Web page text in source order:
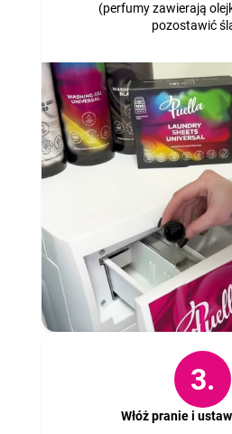
(perfumy zawierają
pozostawić
3.
Włóż pranie i